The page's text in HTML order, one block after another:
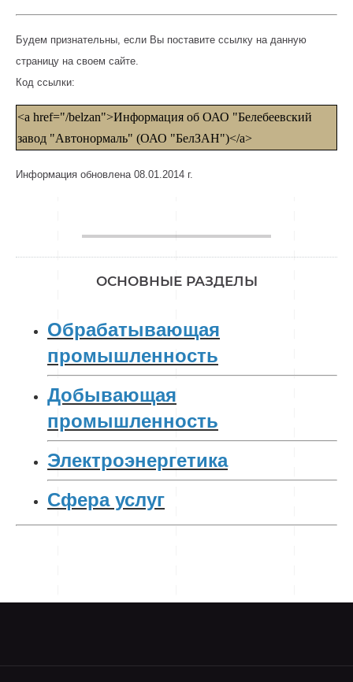
Будем признательны, если Вы поставите ссылку на данную
страницу на своем сайте.
Код ссылки:
<a href="/belzan">Информация об ОАО "Белебеевский
завод "Автонормаль" (ОАО "БелЗАН")</a>
Информация обновлена 08.01.2014 г.
________________
ОСНОВНЫЕ РАЗДЕЛЫ
Обрабатывающая
промышленность
Добывающая
промышленность
Электроэнергетика
Сфера услуг